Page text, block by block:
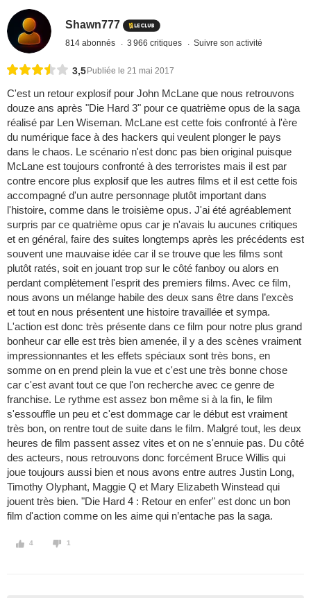
Shawn777
814 abonnés 3 966 critiques Suivre son activité
3,5 Publiée le 21 mai 2017
C'est un retour explosif pour John McLane que nous retrouvons
douze ans après "Die Hard 3" pour ce quatrième opus de la saga
réalisé par Len Wiseman. McLane est cette fois confronté à l'ère
du numérique face à des hackers qui veulent plonger le pays
dans le chaos. Le scénario n'est donc pas bien original puisque
McLane est toujours confronté à des terroristes mais il est par
contre encore plus explosif que les autres films et il est cette fois
accompagné d'un autre personnage plutôt important dans
l'histoire, comme dans le troisième opus. J'ai été agréablement
surpris par ce quatrième opus car je n'avais lu aucunes critiques
et en général, faire des suites longtemps après les précédents est
souvent une mauvaise idée car il se trouve que les films sont
plutôt ratés, soit en jouant trop sur le côté fanboy ou alors en
perdant complètement l'esprit des premiers films. Avec ce film,
nous avons un mélange habile des deux sans être dans l’excès
et tout en nous présentent une histoire travaillée et sympa.
L'action est donc très présente dans ce film pour notre plus grand
bonheur car elle est très bien amenée, il y a des scènes vraiment
impressionnantes et les effets spéciaux sont très bons, en
somme on en prend plein la vue et c'est une très bonne chose
car c'est avant tout ce que l'on recherche avec ce genre de
franchise. Le rythme est assez bon même si à la fin, le film
s'essouffle un peu et c'est dommage car le début est vraiment
très bon, on rentre tout de suite dans le film. Malgré tout, les deux
heures de film passent assez vites et on ne s'ennuie pas. Du côté
des acteurs, nous retrouvons donc forcément Bruce Willis qui
joue toujours aussi bien et nous avons entre autres Justin Long,
Timothy Olyphant, Maggie Q et Mary Elizabeth Winstead qui
jouent très bien. "Die Hard 4 : Retour en enfer" est donc un bon
film d'action comme on les aime qui n’entache pas la saga.
4 1